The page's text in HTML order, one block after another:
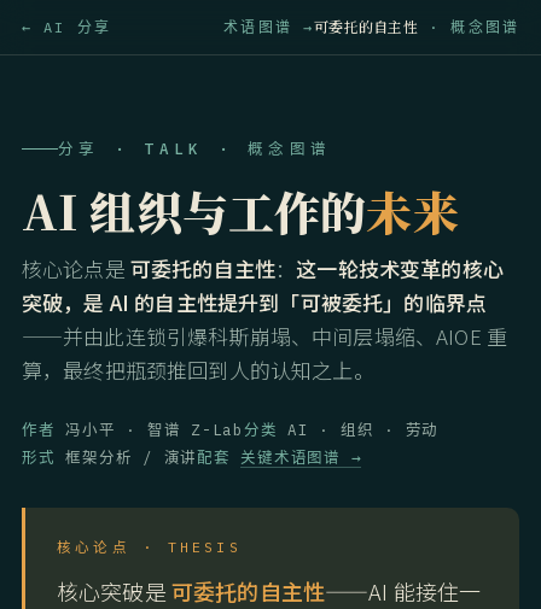
← AI 分享 术语图谱 →可委托的自主性 · 概念图谱
分享 · TALK · 概念图谱
AI 组织与工作的未来
核心论点是 可委托的自主性： 这一轮技术变革的核心
突破，是 AI 的自主性提升到「可被委托」的临界点
——并由此连锁引爆科斯崩塌、中间层塌缩、AIOE 重
算，最终把瓶颈推回到人的认知之上。
作者 冯小平 · 智谱 Z-Lab分类 AI · 组织 · 劳动
形式 框架分析 / 演讲配套 关键术语图谱 →
核心论点 · THESIS
核心突破是可委托的自主性——AI 能接住一